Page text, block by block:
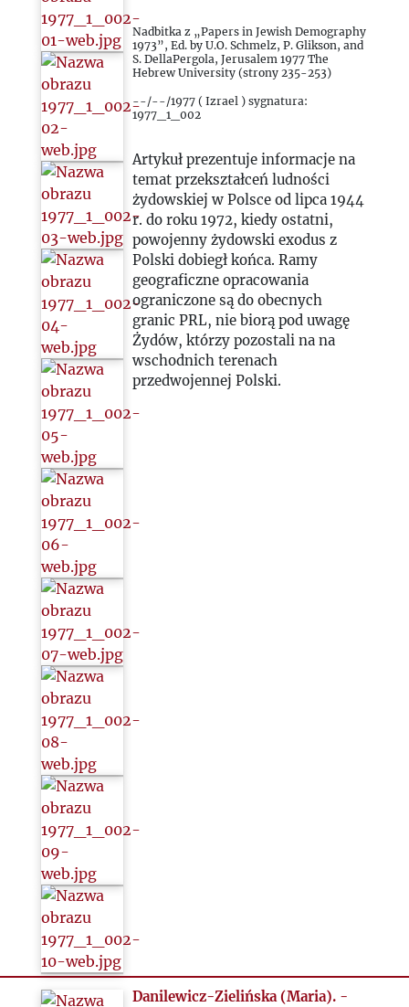
1991
2020
2022
Nadbitka z „Papers in Jewish Demography
1973”, Ed. by U.O. Schmelz, P. Glikson, and
S. DellaPergola, Jerusalem 1977 The
Hebrew University (strony 235-253)
--/--/1977 ( Izrael ) sygnatura:
1977_1_002
Artykuł prezentuje informacje na
temat przekształceń ludności
żydowskiej w Polsce od lipca 1944
r. do roku 1972, kiedy ostatni,
powojenny żydowski exodus z
Polski dobiegł końca. Ramy
geograficzne opracowania
ograniczone są do obecnych
granic PRL, nie biorą pod uwagę
Żydów, którzy pozostali na na
wschodnich terenach
przedwojennej Polski.
Danilewicz-Zielińska (Maria). -